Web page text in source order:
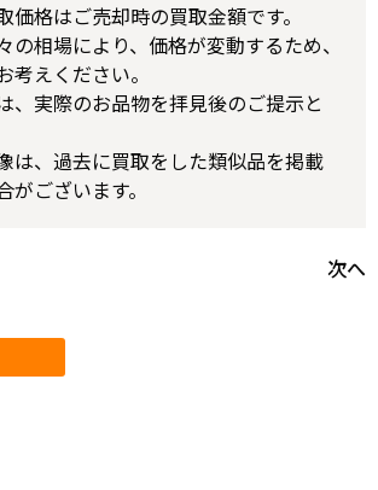
価格はご売却時の買取金額です。
の相場により、価格が変動するため、
考えください。
、実際のお品物を拝見後のご提示と
は、過去に買取をした類似品を掲載
がございます。
次へ